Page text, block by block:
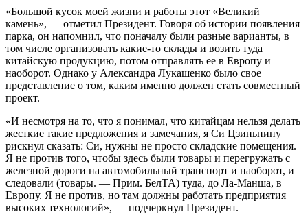
«Большой кусок моей жизни и работы этот «Великий
камень», — отметил Президент. Говоря об истории появления
парка, он напомнил, что поначалу были разные варианты, в
том числе организовать какие-то склады и возить туда
китайскую продукцию, потом отправлять ее в Европу и
наоборот. Однако у Александра Лукашенко было свое
представление о том, каким именно должен стать совместный
проект.
«И несмотря на то, что я понимал, что китайцам нельзя делать
жесткие такие предложения и замечания, я Си Цзиньпину
рискнул сказать: Си, нужны не просто складские помещения.
Я не против того, чтобы здесь были товары и перегружать с
железной дороги на автомобильный транспорт и наоборот, и
следовали (товары. — Прим. БелТА) туда, до Ла-Манша, в
Европу. Я не против, но там должны работать предприятия
высоких технологий», — подчеркнул Президент.